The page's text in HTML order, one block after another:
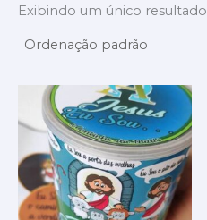
Exibindo um único resultado